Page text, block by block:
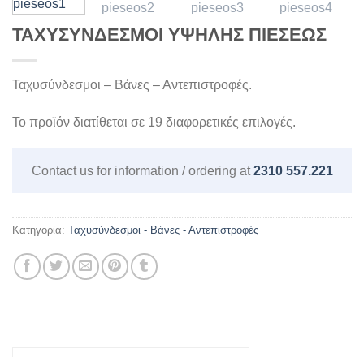
ΤΑΧΥΣΥΝΔΕΣΜΟΙ ΥΨΗΛΗΣ ΠΙΕΣΕΩΣ
Ταχυσύνδεσμοι – Βάνες – Αντεπιστροφές.
Το προϊόν διατίθεται σε 19 διαφορετικές επιλογές.
Contact us for information / ordering at2310 557.221
Κατηγορία: Ταχυσύνδεσμοι - Βάνες - Αντεπιστροφές